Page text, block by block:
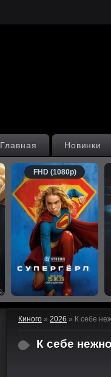
Новинки
Главная
FHD (1080p)
Киного » 2026 » К себе
К себе